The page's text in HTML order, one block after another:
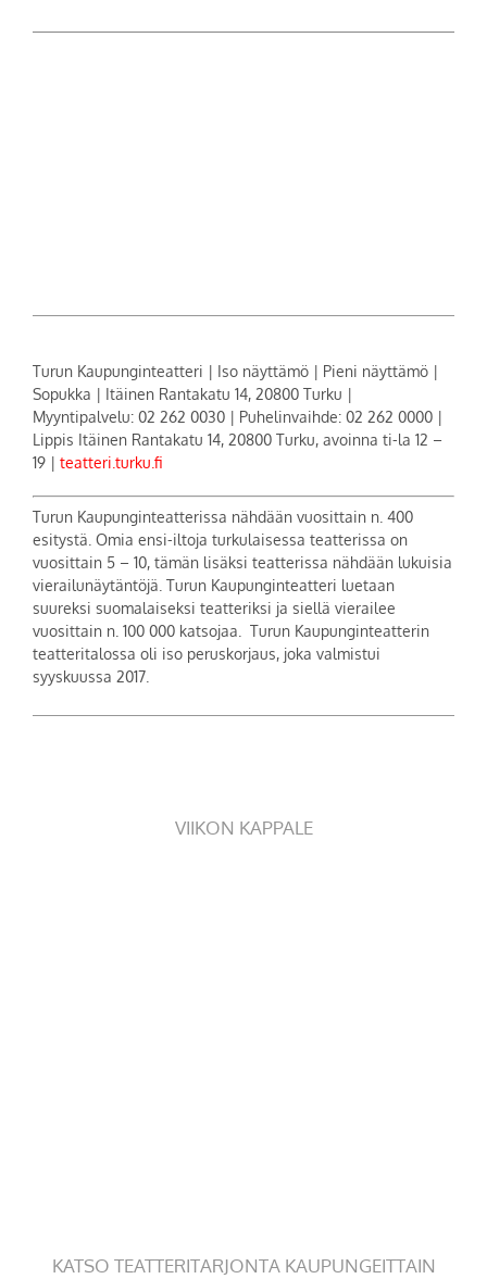
Turun Kaupunginteatteri | Iso näyttämö | Pieni näyttämö |
Sopukka | Itäinen Rantakatu 14, 20800 Turku |
Myyntipalvelu: 02 262 0030 | Puhelinvaihde: 02 262 0000 |
Lippis Itäinen Rantakatu 14, 20800 Turku, avoinna ti-la 12 –
19 | teatteri.turku.fi
Turun Kaupunginteatterissa nähdään vuosittain n. 400
esitystä. Omia ensi-iltoja turkulaisessa teatterissa on
vuosittain 5 – 10, tämän lisäksi teatterissa nähdään lukuisia
vierailunäytäntöjä. Turun Kaupunginteatteri luetaan
suureksi suomalaiseksi teatteriksi ja siellä vierailee
vuosittain n. 100 000 katsojaa. Turun Kaupunginteatterin
teatteritalossa oli iso peruskorjaus, joka valmistui
syyskuussa 2017.
VIIKON KAPPALE
KATSO TEATTERITARJONTA KAUPUNGEITTAIN